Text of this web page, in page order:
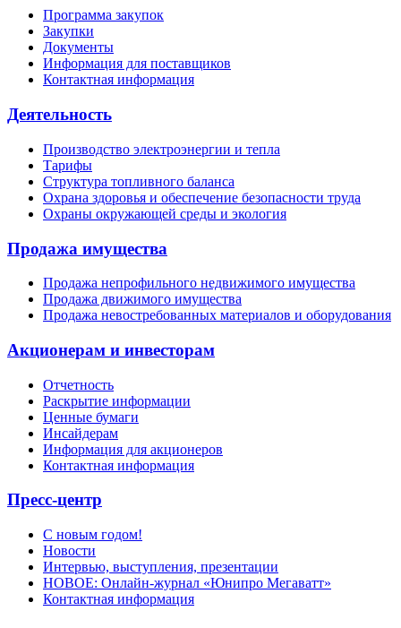
Программа закупок
Закупки
Документы
Информация для поставщиков
Контактная информация
Деятельность
Производство электроэнергии и тепла
Тарифы
Структура топливного баланса
Охрана здоровья и обеспечение безопасности труда
Охраны окружающей среды и экология
Продажа имущества
Продажа непрофильного недвижимого имущества
Продажа движимого имущества
Продажа невостребованных материалов и оборудования
Акционерам и инвесторам
Отчетность
Раскрытие информации
Ценные бумаги
Инсайдерам
Информация для акционеров
Контактная информация
Пресс-центр
С новым годом!
Новости
Интервью, выступления, презентации
НОВОЕ: Онлайн-журнал «Юнипро Мегаватт»
Контактная информация